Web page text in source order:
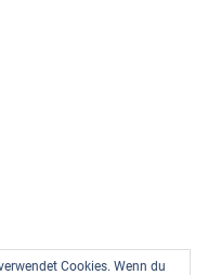
Cookies. Wenn du